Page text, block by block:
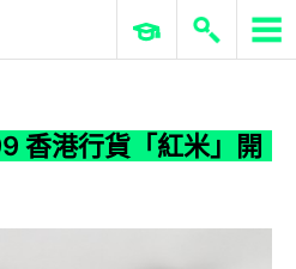
ERP 與商業 AI
香港行貨「紅米」開